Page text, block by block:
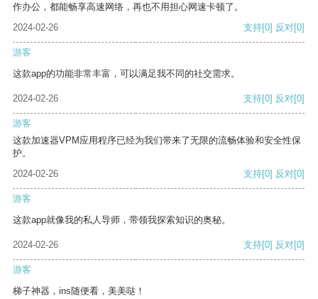
作办公，都能畅享高速网络，再也不用担心网速卡顿了。
2024-02-26
支持[0] 反对[0]
游客
这款app的功能非常丰富，可以满足我不同的社交需求。
2024-02-26 支持[0] 反对[0]
游客
这款加速器VPM应用程序已经为我们带来了无限的流畅体验和安全性保
护。
2024-02-26
支持[0] 反对[0]
游客
这款app就像我的私人导师，带领我探索知识的奥秘。
2024-02-26 支持[0] 反对[0]
游客
梯子神器，ins随便看，美美哒！